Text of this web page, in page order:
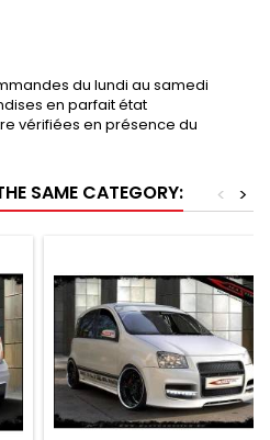
du lundi au samedi
en parfait état
vérifiées en présence du
SAME CATEGORY: >
<